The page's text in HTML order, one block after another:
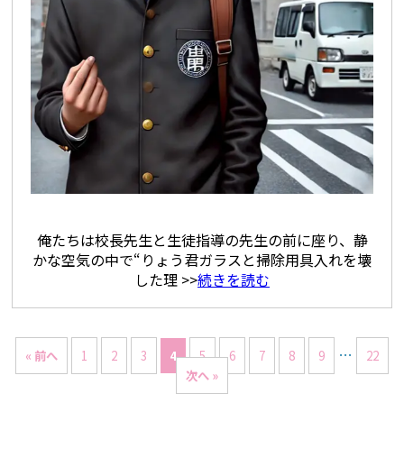
俺たちは校長先生と生徒指導の先生の前に座り、静
かな空気の中で“りょう君ガラスと掃除用具入れを壊
した理 >>続きを読む
« 前へ 1 2 3 4 5 6 7 8 9 …
22
次へ »